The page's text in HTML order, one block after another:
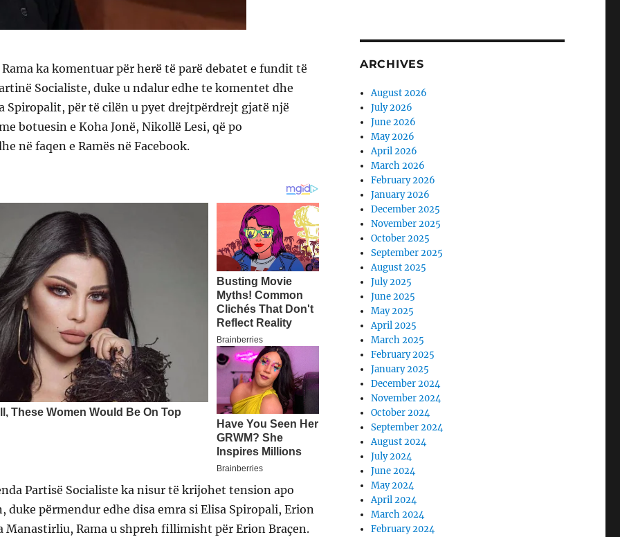
ka komentuar për herë të parë debatet e fundit të
Socialiste, duke u ndalur edhe te komentet dhe
Spiropalit, për të cilën u pyet drejtpërdrejt gjatë një
botuesin e Koha Jonë, Nikollë Lesi, që po
në faqen e Ramës në Facebook.
Partisë Socialiste ka nisur të krijohet tension apo
duke përmendur edhe disa emra si Elisa Spiropali, Erion
Manastirliu, Rama u shpreh fillimisht për Erion Braçen.
ARCHIVES
August 2026
July 2026
June 2026
May 2026
April 2026
March 2026
February 2026
January 2026
December 2025
November 2025
October 2025
September 2025
August 2025
July 2025
June 2025
May 2025
April 2025
March 2025
February 2025
January 2025
December 2024
November 2024
October 2024
September 2024
August 2024
July 2024
June 2024
May 2024
April 2024
March 2024
February 2024